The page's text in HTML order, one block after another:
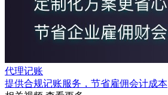
代理记账
提供合规记账服务，节省雇佣会计成本